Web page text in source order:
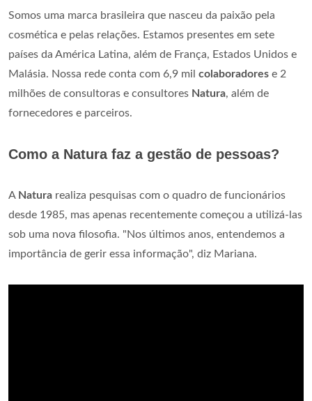
Somos uma marca brasileira que nasceu da paixão pela
cosmética e pelas relações. Estamos presentes em sete
países da América Latina, além de França, Estados Unidos e
Malásia. Nossa rede conta com 6,9 mil colaboradores e 2
milhões de consultoras e consultores Natura, além de
fornecedores e parceiros.
Como a Natura faz a gestão de pessoas?
A Natura realiza pesquisas com o quadro de funcionários
desde 1985, mas apenas recentemente começou a utilizá-las
sob uma nova filosofia. "Nos últimos anos, entendemos a
importância de gerir essa informação", diz Mariana.